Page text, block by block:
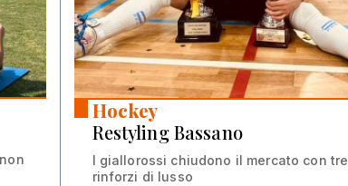
Hockey
Restyling Bassano
I giallorossi chiudono il mercato con tre
rinforzi di lusso